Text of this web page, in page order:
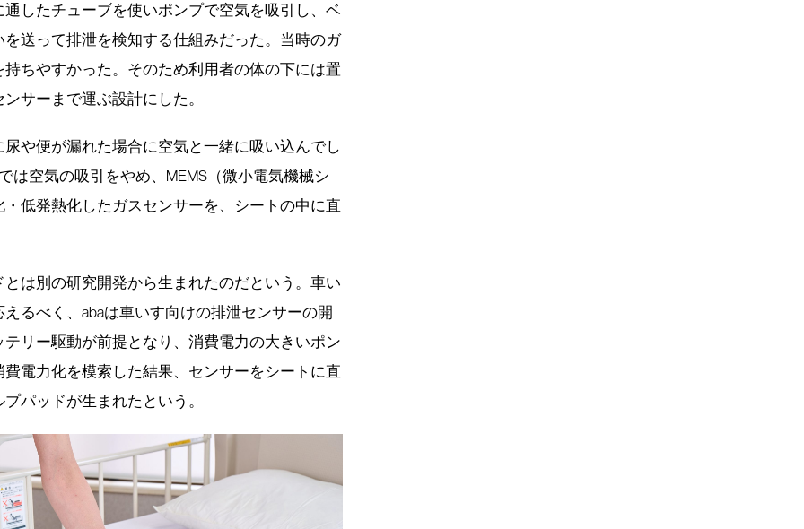
したチューブを使いポンプで空気を吸引し、ベ
送って排泄を検知する仕組みだった。当時のガ
ちやすかった。そのため利用者の体の下には置
サーまで運ぶ設計にした。
や便が漏れた場合に空気と一緒に吸い込んでし
は空気の吸引をやめ、MEMS（微小電気機械シ
低発熱化したガスセンサーを、シートの中に直
は別の研究開発から生まれたのだという。車い
るべく、abaは車いす向けの排泄センサーの開
リー駆動が前提となり、消費電力の大きいポン
電力化を模索した結果、センサーをシートに直
パッドが生まれたという。